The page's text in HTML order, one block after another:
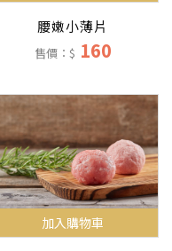
腰嫩小薄片
售價：$ 160
加入購物車